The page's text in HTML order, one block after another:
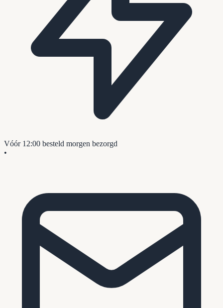
Vóór 12:00 besteld morgen bezorgd
•